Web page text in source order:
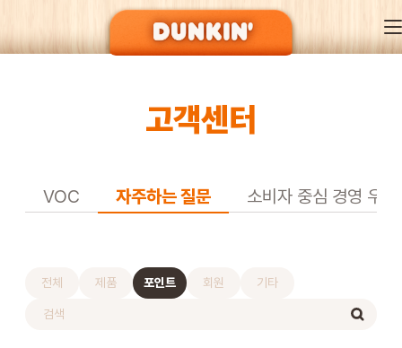
DUNKIN’ OF SEASON
BRAND
고객센터
VOC 자주하는 질문 소비자 중심 경영 우수
전체 제품 포인트 회원 기타